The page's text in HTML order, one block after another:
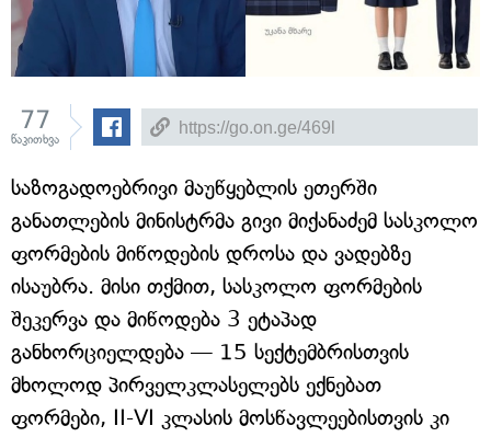
77
წაკითხვა
საზოგადოებრივი მაუწყებლის ეთერში
განათლების მინისტრმა გივი მიქანაძემ სასკოლო
ფორმების მიწოდების დროსა და ვადებზე
ისაუბრა. მისი თქმით, სასკოლო ფორმების
შეკერვა და მიწოდება 3 ეტაპად
განხორციელდება — 15 სექტემბრისთვის
მხოლოდ პირველკლასელებს ექნებათ
ფორმები, II-VI კლასის მოსწავლეებისთვის კი